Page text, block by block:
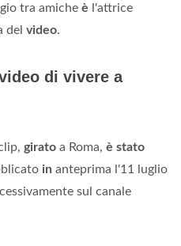
tra amiche è l'attrice
del video.
di vivere a
girato a Roma, è stato
in anteprima l'11 luglio
sul canale